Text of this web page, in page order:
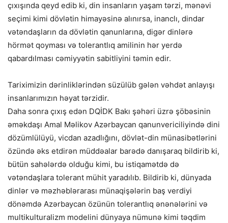
çıxışında qeyd edib ki, din insanların yaşam tərzi, mənəvi
seçimi kimi dövlətin himayəsinə alınırsa, inanclı, dindar
vətəndaşların da dövlətin qanunlarına, digər dinlərə
hörmət qoyması və tolerantlıq amilinin hər yerdə
qabardılması cəmiyyətin sabitliyini təmin edir.
Tariximizin dərinliklərindən süzülüb gələn vəhdət anlayışı
insanlarımızın həyat tərzidir.
Daha sonra çıxış edən DQİDK Bakı şəhəri üzrə şöbəsinin
əməkdaşı Amal Məlikov Azərbaycan qanunvericiliyində dini
dözümlülüyü, vicdan azadlığını, dövlət-din münasibətlərini
özündə əks etdirən müddəalar barədə danışaraq bildirib ki,
bütün sahələrdə olduğu kimi, bu istiqamətdə də
vətəndaşlara tolerant mühit yaradılıb. Bildirib ki, dünyada
dinlər və məzhəblərarası münaqişələrin baş verdiyi
dönəmdə Azərbaycan özünün tolerantlıq ənənələrini və
multikulturalizm modelini dünyaya nümunə kimi təqdim